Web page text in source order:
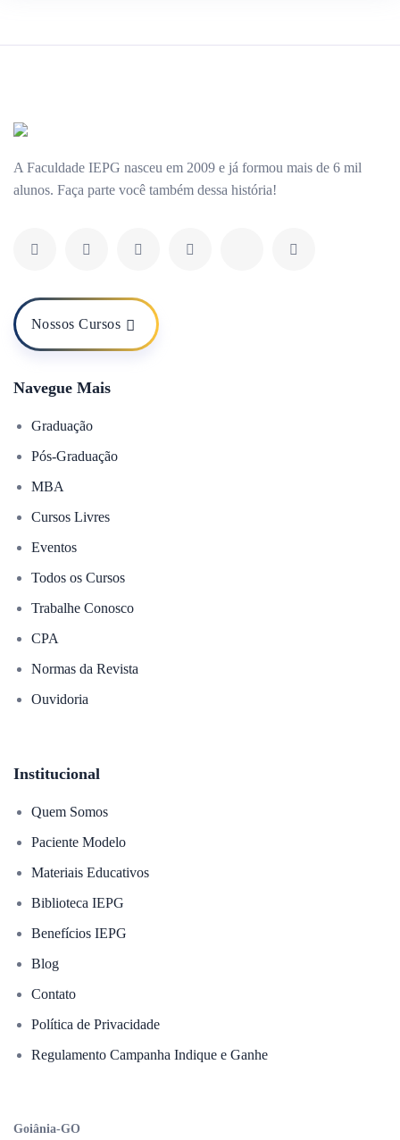
A Faculdade IEPG nasceu em 2009 e já formou mais de 6 mil
alunos. Faça parte você também dessa história!
Nossos Cursos
Navegue Mais
Graduação
Pós-Graduação
MBA
Cursos Livres
Eventos
Todos os Cursos
Trabalhe Conosco
CPA
Normas da Revista
Ouvidoria
Institucional
Quem Somos
Paciente Modelo
Materiais Educativos
Biblioteca IEPG
Benefícios IEPG
Blog
Contato
Política de Privacidade
Regulamento Campanha Indique e Ganhe
Goiânia-GO